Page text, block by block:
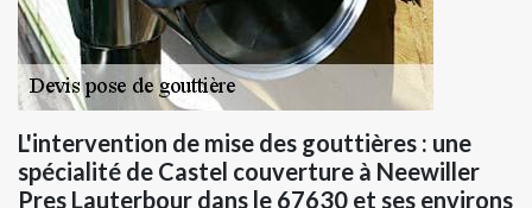
L'intervention de mise des gouttières : une
spécialité de Castel couverture à Neewiller
Pres Lauterbour dans le 67630 et ses environs